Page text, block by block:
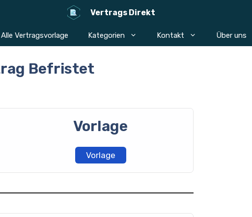
Vertrags Direkt
Alle Vertragsvorlage Kategorien Kontakt Über uns
Befristet
Vorlage
Vorlage